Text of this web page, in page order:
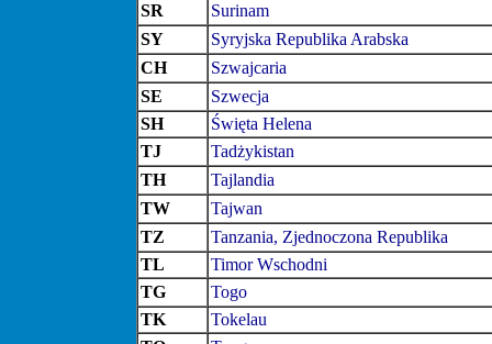
SR
Surinam
SY
Syryjska Republika Arabska
CH
Szwajcaria
SE
Szwecja
SH
Święta Helena
TJ
Tadżykistan
TH
Tajlandia
TW
Tajwan
TZ
Tanzania, Zjednoczona Republika
TL
Timor Wschodni
TG
Togo
TK
Tokelau